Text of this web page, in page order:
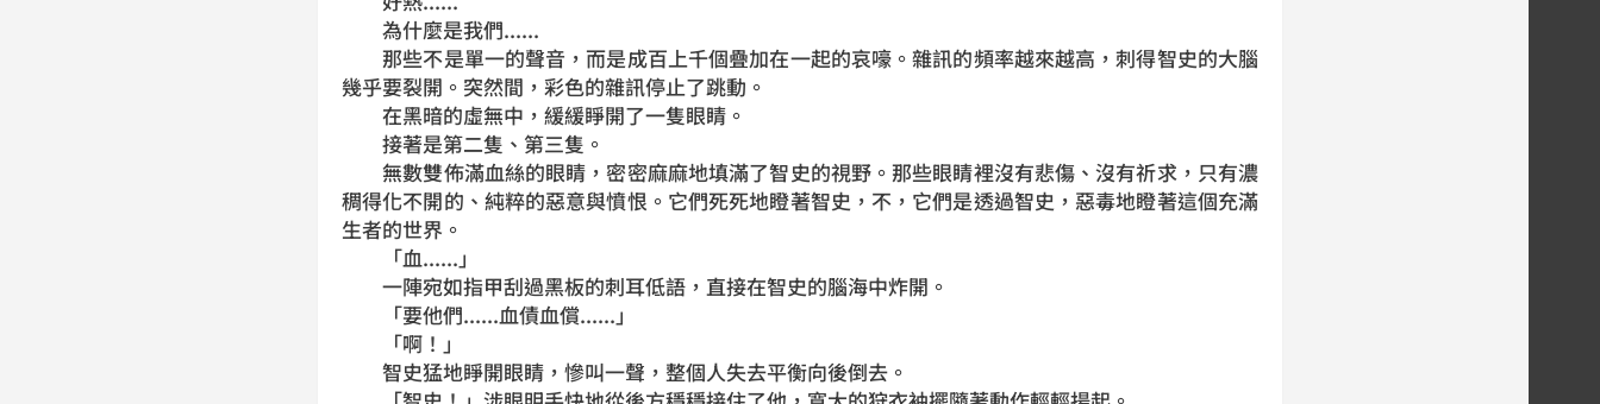
為什麼是我們......
那些不是單一的聲音，而是成百上千個疊加在一起的哀嚎。雜訊的頻率越來越高，刺得智史的大腦
幾乎要裂開。突然間，彩色的雜訊停止了跳動。
在黑暗的虛無中，緩緩睜開了一隻眼睛。
接著是第二隻、第三隻。
無數雙佈滿血絲的眼睛，密密麻麻地填滿了智史的視野。那些眼睛裡沒有悲傷、沒有祈求，只有濃
稠得化不開的、純粹的惡意與憤恨。它們死死地瞪著智史，不，它們是透過智史，惡毒地瞪著這個充滿
生者的世界。
「血......」
一陣宛如指甲刮過黑板的刺耳低語，直接在智史的腦海中炸開。
「要他們......血債血償......」
「啊！」
智史猛地睜開眼睛，慘叫一聲，整個人失去平衡向後倒去。